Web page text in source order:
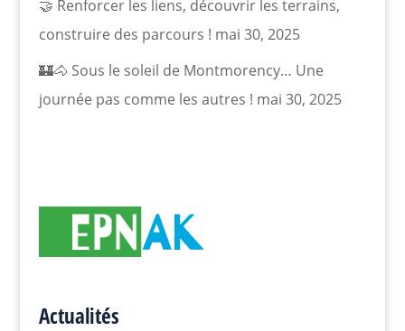
🤝 Renforcer les liens, découvrir les terrains,
construire des parcours ! mai 30, 2025
🏰🐴 Sous le soleil de Montmorency… Une
journée pas comme les autres ! mai 30, 2025
Actualités